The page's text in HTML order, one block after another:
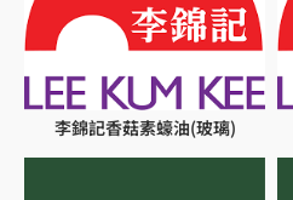
李錦記香菇素蠔油(玻璃)